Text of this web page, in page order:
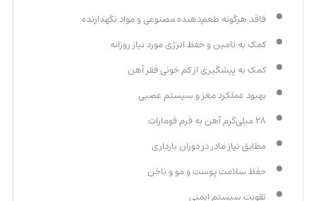
فاقد هرگونه طعم‌دهنده مصنوعی و مواد نگهدارنده
کمک به تامین و حفظ انرژی مورد نیاز روزانه
کمک به پیشگیری از کم خونی فقر آهن
بهبود عملکرد مغز و سیستم عصبی
۲۸ میلی‌گرم آهن به فرم فومارات
مطابق نیاز مادر در دوران بارداری
حفظ سلامت پوست و مو و ناخن
تقویت سیستم ایمنی